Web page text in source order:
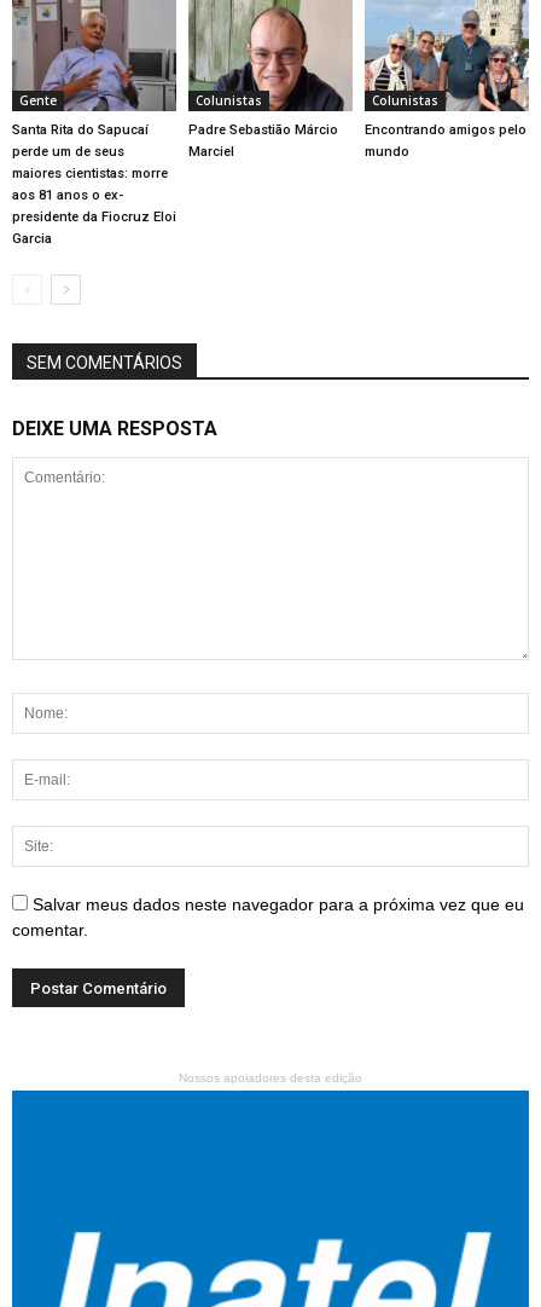
Gente
Santa Rita do Sapucaí
perde um de seus
maiores cientistas: morre
aos 81 anos o ex-
presidente da Fiocruz Eloi
Garcia
Colunistas
Padre Sebastião Márcio
Marciel
Colunistas
Encontrando amigos pelo
mundo
SEM COMENTÁRIOS
DEIXE UMA RESPOSTA
Salvar meus dados neste navegador para a próxima vez que eu
comentar.
Nossos apoiadores desta edição